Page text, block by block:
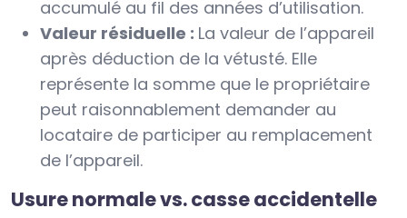
accumulé au fil des années d’utilisation.
Valeur résiduelle : La valeur de l’appareil
après déduction de la vétusté. Elle
représente la somme que le propriétaire
peut raisonnablement demander au
locataire de participer au remplacement
de l’appareil.
Usure normale vs. casse accidentelle